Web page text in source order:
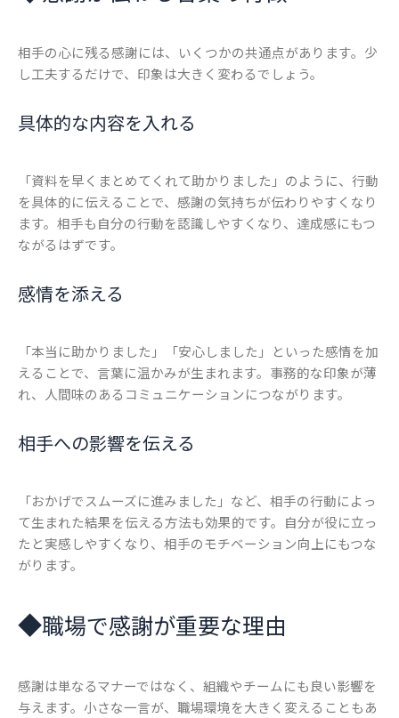
相手の心に残る感謝には、いくつかの共通点があります。少
し工夫するだけで、印象は大きく変わるでしょう。
具体的な内容を入れる
「資料を早くまとめてくれて助かりました」のように、行動
を具体的に伝えることで、感謝の気持ちが伝わりやすくなり
ます。相手も自分の行動を認識しやすくなり、達成感にもつ
ながるはずです。
感情を添える
「本当に助かりました」「安心しました」といった感情を加
えることで、言葉に温かみが生まれます。事務的な印象が薄
れ、人間味のあるコミュニケーションにつながります。
相手への影響を伝える
「おかげでスムーズに進みました」など、相手の行動によっ
て生まれた結果を伝える方法も効果的です。自分が役に立っ
たと実感しやすくなり、相手のモチベーション向上にもつな
がります。
◆職場で感謝が重要な理由
感謝は単なるマナーではなく、組織やチームにも良い影響を
与えます。小さな一言が、職場環境を大きく変えることもあ